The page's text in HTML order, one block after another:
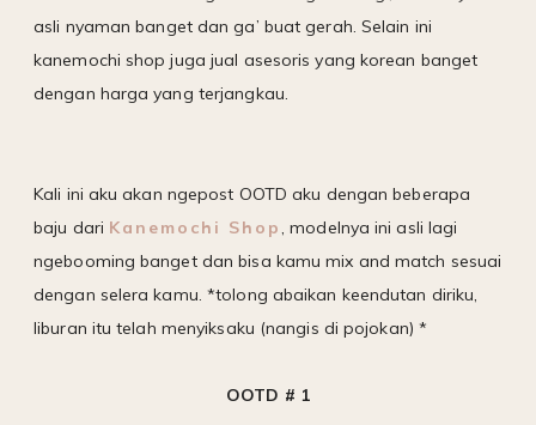
asli nyaman banget dan ga’ buat gerah. Selain ini
kanemochi shop juga jual asesoris yang korean banget
dengan harga yang terjangkau.
Kali ini aku akan ngepost OOTD aku dengan beberapa
baju dari Kanemochi Shop, modelnya ini asli lagi
ngebooming banget dan bisa kamu mix and match sesuai
dengan selera kamu. *tolong abaikan keendutan diriku,
liburan itu telah menyiksaku (nangis di pojokan) *
OOTD # 1